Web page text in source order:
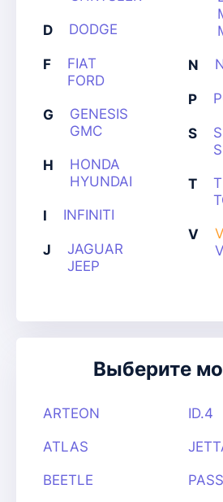
D DODGE
F
FIAT
FORD
G
GENESIS
GMC
H
HONDA
HYUNDAI
I INFINITI
J
JAGUAR
JEEP
N
P
S
T
V
Выберите
ARTEON
ATLAS
BEETLE
ID.4